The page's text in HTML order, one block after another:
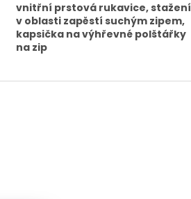
vnitřní prstová rukavice, stažení
v oblasti zapěstí suchým zipem,
kapsička na výhřevné polštářky
na zip